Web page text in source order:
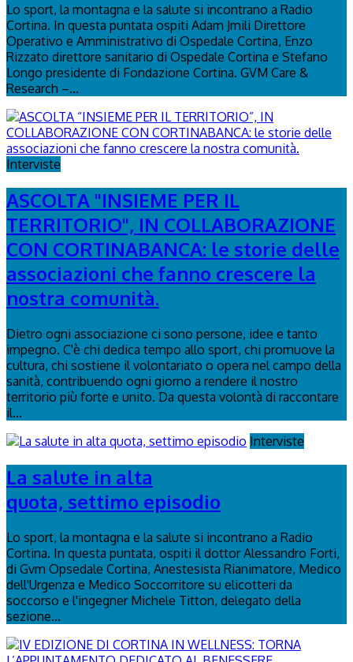
Lo sport, la montagna e la salute si incontrano a Radio
Cortina. In questa puntata ospiti Adam Jmili Direttore
Operativo e Amministrativo di Ospedale Cortina, Enzo
Rizzato direttore sanitario di Ospedale Cortina e Stefano
Longo presidente di Fondazione Cortina. GVM Care &
Research –...
Interviste
ASCOLTA "INSIEME PER IL
TERRITORIO", IN COLLABORAZIONE
CON CORTINABANCA: le storie delle
associazioni che fanno crescere la
nostra comunità.
Dietro ogni associazione ci sono persone, idee e tanto
impegno. C'è chi dedica tempo allo sport, chi promuove la
cultura, chi sostiene il volontariato o opera nel campo della
sanità, contribuendo ogni giorno a rendere il nostro
territorio più forte e unito. Da questa volontà di raccontare
il...
Interviste
La salute in alta
quota, settimo episodio
Lo sport, la montagna e la salute si incontrano a Radio
Cortina. In questa puntata, ospiti il dottor Alessandro Forti,
di Gvm Opsedale Cortina, Anestesista Rianimatore, Medico
dell'Urgenza e Medico Soccorritore su elicotteri da
soccorso e l'ingegner Michele Titton, delegato della
sezione...